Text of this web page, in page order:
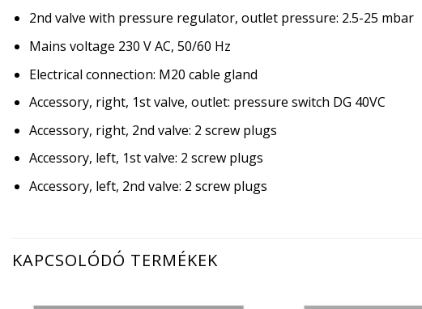
2nd valve with pressure regulator, outlet pressure: 2.5-25 mbar
Mains voltage 230 V AC, 50/60 Hz
Electrical connection: M20 cable gland
Accessory, right, 1st valve, outlet: pressure switch DG 40VC
Accessory, right, 2nd valve: 2 screw plugs
Accessory, left, 1st valve: 2 screw plugs
Accessory, left, 2nd valve: 2 screw plugs
KAPCSOLÓDÓ TERMÉKEK